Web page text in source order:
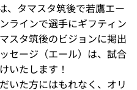
、タマスタ筑後で若鷹エー
ラインで選手にギフティン
スタ筑後のビジョンに掲出
セージ（エール）は、試合
いたします！
いた方にはもれなく、オリ